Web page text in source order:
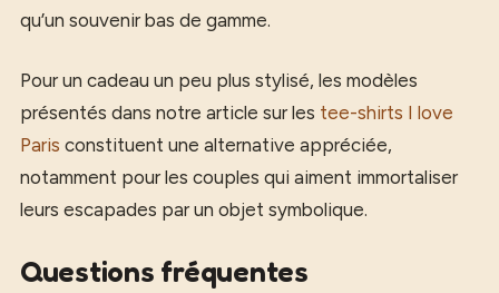
qu’un souvenir bas de gamme.
Pour un cadeau un peu plus stylisé, les modèles
présentés dans notre article sur les tee-shirts I love
Paris constituent une alternative appréciée,
notamment pour les couples qui aiment immortaliser
leurs escapades par un objet symbolique.
Questions fréquentes